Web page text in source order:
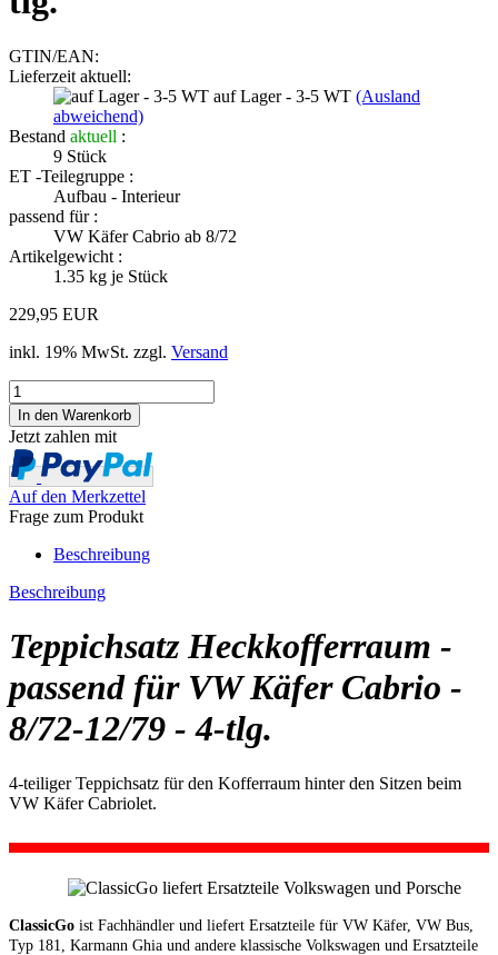
GTIN/EAN:
Lieferzeit aktuell:
auf Lager - 3-5 WT (Ausland
abweichend)
Bestand aktuell :
9 Stück
ET -Teilegruppe :
Aufbau - Interieur
passend für :
VW Käfer Cabrio ab 8/72
Artikelgewicht :
1.35 kg je Stück
229,95 EUR
inkl. 19% MwSt. zzgl. Versand
Jetzt zahlen mit
Auf den Merkzettel
Frage zum Produkt
Beschreibung
Beschreibung
Teppichsatz Heckkofferraum -
passend für VW Käfer Cabrio -
8/72-12/79 - 4-tlg.
4-teiliger Teppichsatz für den Kofferraum hinter den Sitzen beim
VW Käfer Cabriolet.
ClassicGo ist Fachhändler und liefert Ersatzteile für VW Käfer, VW Bus,
Typ 181, Karmann Ghia und andere klassische Volkswagen und Ersatzteile